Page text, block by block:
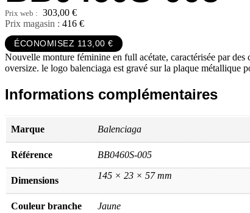
303,00 €
Prix magasin : 416 €
ÉCONOMISEZ 113,00 €
Nouvelle monture féminine en full acétate, caractérisée par
oversize. le logo balenciaga est gravé sur la plaque métallique
Informations complémentaires
Référence BB0460S-005
Dimensions 145 × 23 × 57 mm
Couleur branche Jaune
Marque Balenciaga